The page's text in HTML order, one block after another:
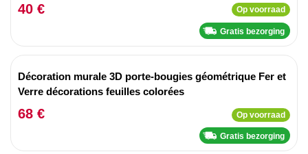
40 € Op voorraad
Gratis bezorging
Décoration murale 3D porte-bougies géométrique Fer et
Verre décorations feuilles colorées
68 € Op voorraad
Gratis bezorging